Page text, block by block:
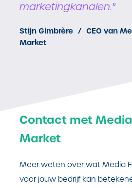
marketingkanalen."
Stijn Gimbrère
CEO van
Market
Contact met
Market
Meer weten over wat Media
voor jouw bedrijf kan